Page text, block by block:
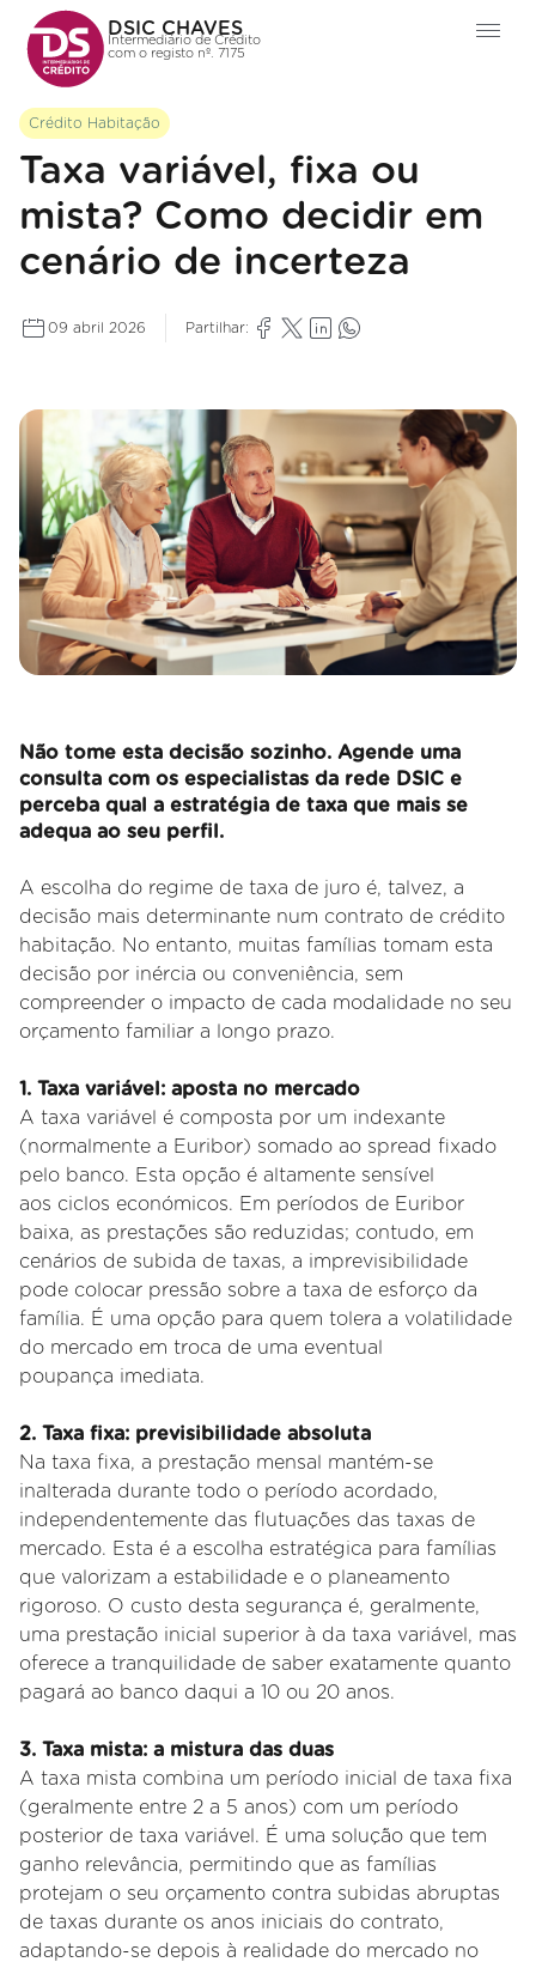
DSIC CHAVES
Intermediário de Crédito
com o registo nº. 7175
Crédito Habitação
Taxa variável, fixa ou
mista? Como decidir em
cenário de incerteza
09 abril 2026 Partilhar:
Não tome esta decisão sozinho. Agende uma
consulta com os especialistas da rede DSIC e
perceba qual a estratégia de taxa que mais se
adequa ao seu perfil.
A escolha do regime de taxa de juro é, talvez, a
decisão mais determinante num contrato de crédito
habitação. No entanto, muitas famílias tomam esta
decisão por inércia ou conveniência, sem
compreender o impacto de cada modalidade no seu
orçamento familiar a longo prazo.
1. Taxa variável: aposta no mercado
A taxa variável é composta por um indexante
(normalmente a Euribor) somado ao spread fixado
pelo banco. Esta opção é altamente sensível
aos ciclos económicos. Em períodos de Euribor
baixa, as prestações são reduzidas; contudo, em
cenários de subida de taxas, a imprevisibilidade
pode colocar pressão sobre a taxa de esforço da
família. É uma opção para quem tolera a volatilidade
do mercado em troca de uma eventual
poupança imediata.
2. Taxa fixa: previsibilidade absoluta
Na taxa fixa, a prestação mensal mantém-se
inalterada durante todo o período acordado,
independentemente das flutuações das taxas de
mercado. Esta é a escolha estratégica para famílias
que valorizam a estabilidade e o planeamento
rigoroso. O custo desta segurança é, geralmente,
uma prestação inicial superior à da taxa variável, mas
oferece a tranquilidade de saber exatamente quanto
pagará ao banco daqui a 10 ou 20 anos.
3. Taxa mista: a mistura das duas
A taxa mista combina um período inicial de taxa fixa
(geralmente entre 2 a 5 anos) com um período
posterior de taxa variável. É uma solução que tem
ganho relevância, permitindo que as famílias
protejam o seu orçamento contra subidas abruptas
de taxas durante os anos iniciais do contrato,
adaptando-se depois à realidade do mercado no